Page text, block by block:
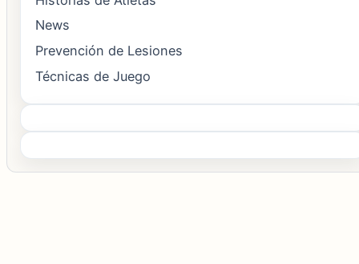
News
Prevención de Lesiones
Técnicas de Juego